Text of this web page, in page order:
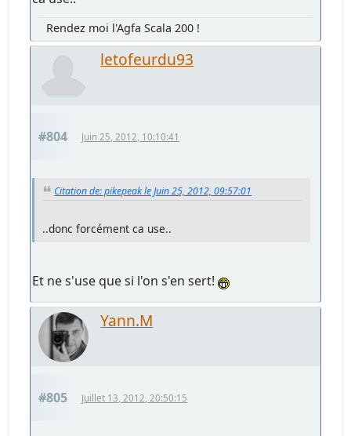
Rendez moi l'Agfa Scala 200 !
letofeurdu93
#804 Juin 25, 2012, 10:10:41
Citation de: pikepeak le Juin 25, 2012, 09:57:01
..donc forcément ca use..
Et ne s'use que si l'on s'en sert!
Yann.M
#805 Juillet 13, 2012, 20:50:15